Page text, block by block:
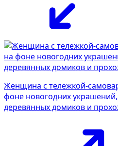
Женщина с тележкой-
фоне новогодних
деревянных домиков и